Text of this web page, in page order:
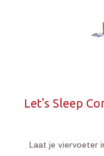
Let's Sleep
Laat je viervoeter